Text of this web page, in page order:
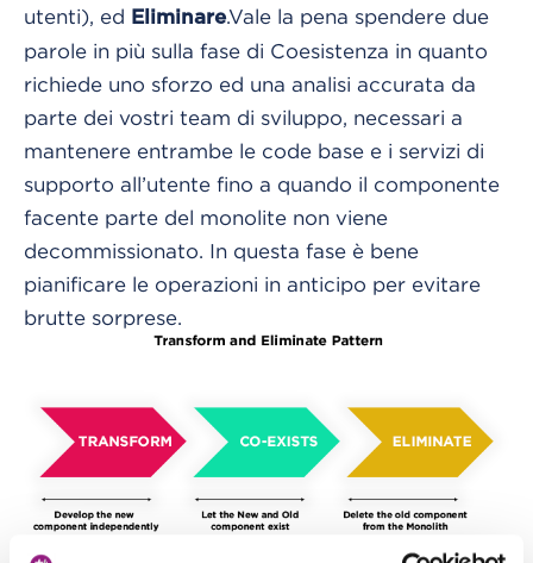
utenti), ed
Eliminare.Vale la pena spendere due
parole in più sulla fase di Coesistenza in quanto
richiede uno sforzo ed una analisi accurata da
parte dei vostri team di sviluppo, necessari a
mantenere entrambe le code base e i servizi di
supporto all’utente fino a quando il componente
facente parte del monolite non viene
decommissionato. In questa fase è bene
pianificare le operazioni in anticipo per evitare
brutte sorprese.
Per iniziare ad estrarre gli elementi fondamentali